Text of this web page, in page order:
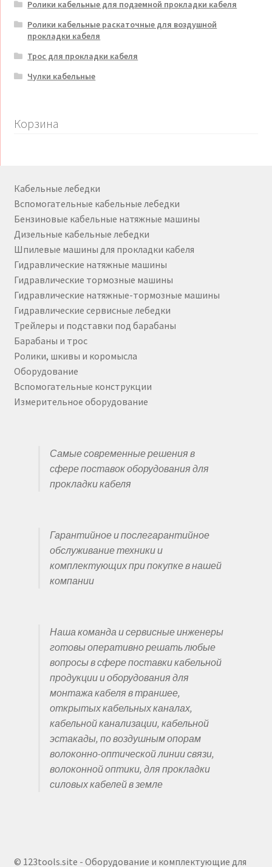
Ролики кабельные для подземной прокладки кабеля
Ролики кабельные раскаточные для воздушной
прокладки кабеля
Трос для прокладки кабеля
Чулки кабельные
Корзина
Кабельные лебедки
Вспомогательные кабельные лебедки
Бензиновые кабельные натяжные машины
Дизельные кабельные лебедки
Шпилевые машины для прокладки кабеля
Гидравлические натяжные машины
Гидравлические тормозные машины
Гидравлические натяжные-тормозные машины
Гидравлические сервисные лебедки
Трейлеры и подставки под барабаны
Барабаны и трос
Ролики, шкивы и коромысла
Оборудование
Вспомогательные конструкции
Измерительное оборудование
Самые современные решения в
сфере поставок оборудования для
прокладки кабеля
Гарантийное и послегарантийное
обслуживание техники и
комплектующих при покупке в нашей
компании
Наша команда и сервисные инженеры
готовы оперативно решать любые
вопросы в сфере поставки кабельной
продукции и оборудования для
монтажа кабеля в траншее,
открытых кабельных каналах,
кабельной канализации, кабельной
эстакады, по воздушным опорам
волоконно-оптической линии связи,
волоконной оптики, для прокладки
силовых кабелей в земле
© 123tools.site - Оборудование и комплектующие для